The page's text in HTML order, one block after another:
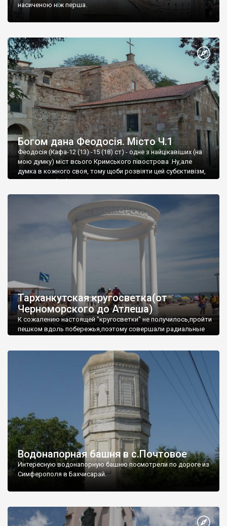
насиченою ніж перша.
Богом дана Феодосія. Місто Ч.1
Феодосія (Кафа-12 (13) -15 (18) ст) - одне з найцікавіших (на
мою думку) міст всього Кримського півострова .Ну,але
думка в кожного своя, тому щоби розвіяти цей субєктивізм,
запрошую відвідати це
Тарханкутская кругосветка(от
Черноморского до Атлеша)
К сожалению настоящей "кругосветки" не получилось,пройти
пешком вдоль побережья,поэтому совершали радиальные
Водонапорная башня в с.Почтовое
Интересную водонапорную башню посмотрели по дороге из
Симферополя в Бахчисарай.